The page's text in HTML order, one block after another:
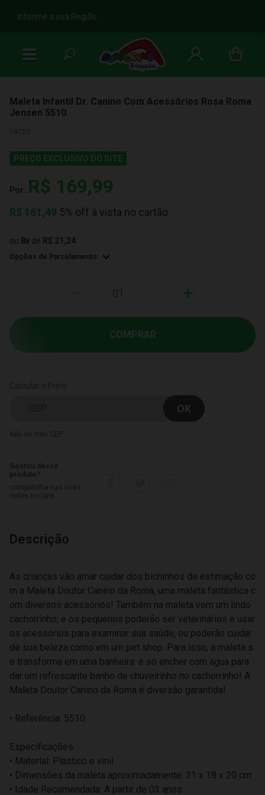
b
Informe a sua Região
Maleta Infantil Dr. Canino Com Acessórios Rosa Roma
Jensen 5510
19720
PREÇO EXCLUSIVO DO SITE
Por: R$ 169,99
R$ 161,49 5% off à vista no cartão
ou 8x de R$ 21,24
Opções de Parcelamento:
+
COMPRAR
Não sei meu CEP
Descrição
As crianças vão amar cuidar dos bichinhos de estimação co
m a Maleta Doutor Canino da Roma, uma maleta fantástica c
om diversos acessórios! Também na maleta vem um lindo
cachorrinho, e os pequenos poderão ser veterinários e usar
os acessórios para examinar sua saúde, ou poderão cuidar
de sua beleza como em um pet shop. Para isso, a maleta s
e transforma em uma banheira: é só encher com água para
dar um refrescante banho de chuveirinho no cachorrinho! A
Maleta Doutor Canino da Roma é diversão garantida!
• Referência: 5510
Especificações
• Material: Plástico e vinil
• Dimensões da maleta aproximadamente: 31 x 18 x 20 cm
• Idade Recomendada: A partir de 03 anos